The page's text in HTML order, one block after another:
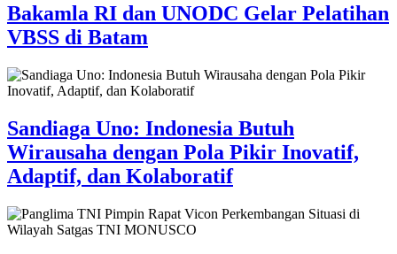
Bakamla RI dan UNODC Gelar Pelatihan
VBSS di Batam
Sandiaga Uno: Indonesia Butuh
Wirausaha dengan Pola Pikir Inovatif,
Adaptif, dan Kolaboratif